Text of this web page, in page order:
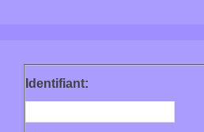
Identifiant: